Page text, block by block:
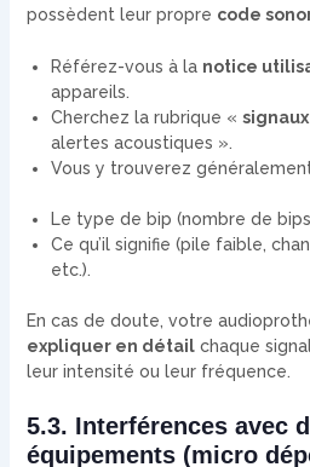
possèdent leur propre code
Référez-vous à la notice
appareils.
Cherchez la rubrique «
alertes acoustiques ».
Vous y trouverez
Le type de bip (nombre de
Ce qu’il signifie (pile faible,
etc.).
En cas de doute, votre
expliquer en détailchaque
leur intensité ou leur fréquence.
5.3. Interférences avec
équipements (micro